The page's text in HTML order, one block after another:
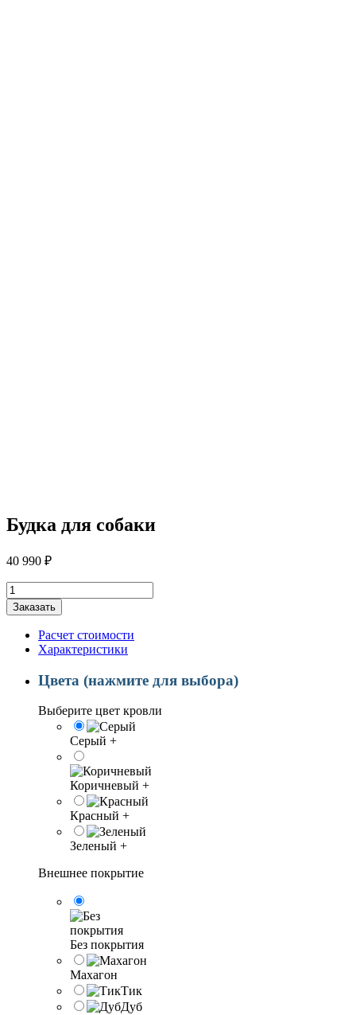
Будка для собаки
40 990 ₽
Количество
товара
Будка
собаки
Заказать
Расчет стоимости
Характеристики
Цвета (нажмите для выбора)
Выберите цвет кровли
Серый +
Коричневый +
Красный +
Зеленый +
Внешнее покрытие
Без покрытия
Махагон
Тик
Дуб